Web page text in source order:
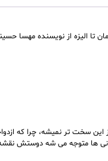
تا الیزه از نویسنده مهسا
سخت تر نمیشه، چرا که
ها متوجه می شه دوستش